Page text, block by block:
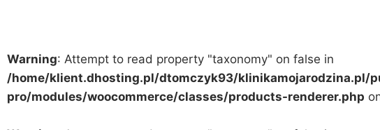
Warning: Attempt to read property "taxonomy" on false in
/home/klient.dhosting.pl/dtomczyk93/
pro/modules/woocommerce/classes/products-renderer.php